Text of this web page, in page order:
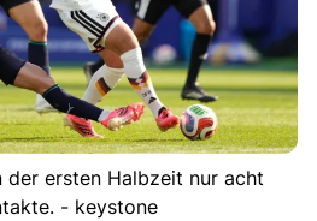
der ersten Halbzeit nur acht
- keystone